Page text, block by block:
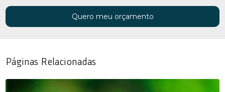
Quero meu orçamento
Páginas Relacionadas